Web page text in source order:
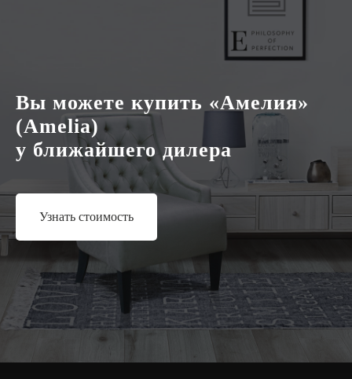
Вы можете купить «Амелия»
(Amelia)
у ближайшего дилера
Узнать стоимость